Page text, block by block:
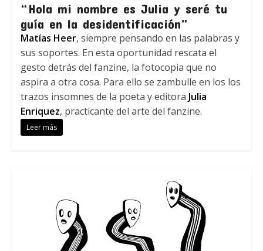
“Hola mi nombre es Julia y seré tu
guía en la desidentificación”
Matías Heer, siempre pensando en las palabras y
sus soportes. En esta oportunidad rescata el
gesto detrás del fanzine, la fotocopia que no
aspira a otra cosa. Para ello se zambulle en los los
trazos insomnes de la poeta y editora Julia
Enriquez, practicante del arte del fanzine.
Leer más